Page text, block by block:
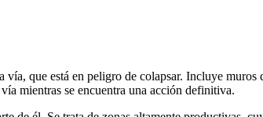
que está en peligro de colapsar. Incluye muros
mientras se encuentra una acción definitiva.